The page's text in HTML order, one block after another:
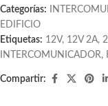
Categorías:
EDIFICIO
Etiquetas: 12V, 12V 2A,
INTERCOMUNICADOR,
Compartir: